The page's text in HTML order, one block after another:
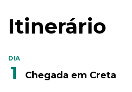
Itinerário
DIA
1 Chegada em Creta